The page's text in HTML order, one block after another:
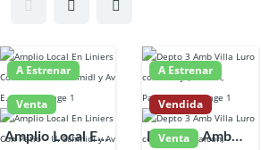
A Estrenar
Venta
Amplio Local En
A Estrenar
Vendida
Venta
Depto 3 Amb